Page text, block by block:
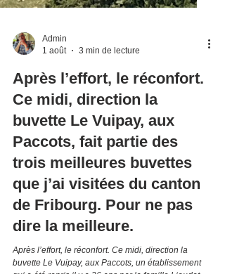
Admin
1 août
3 min de lecture
Après l’effort, le réconfort.
Ce midi, direction la
buvette Le Vuipay, aux
Paccots, fait partie des
trois meilleures buvettes
que j’ai visitées du canton
de Fribourg. Pour ne pas